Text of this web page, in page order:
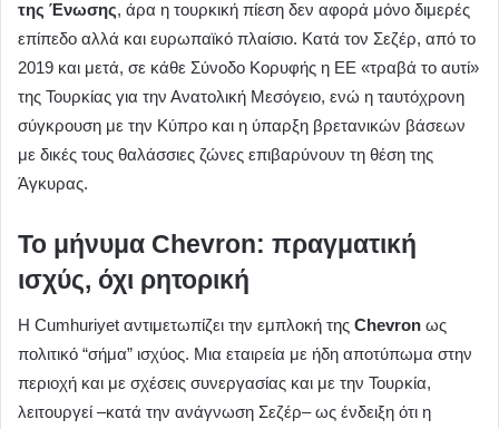
της Ένωσης, άρα η τουρκική πίεση δεν αφορά μόνο διμερές
επίπεδο αλλά και ευρωπαϊκό πλαίσιο. Κατά τον Σεζέρ, από το
2019 και μετά, σε κάθε Σύνοδο Κορυφής η ΕΕ «τραβά το αυτί»
της Τουρκίας για την Ανατολική Μεσόγειο, ενώ η ταυτόχρονη
σύγκρουση με την Κύπρο και η ύπαρξη βρετανικών βάσεων
με δικές τους θαλάσσιες ζώνες επιβαρύνουν τη θέση της
Άγκυρας.
Το μήνυμα Chevron: πραγματική
ισχύς, όχι ρητορική
Η Cumhuriyet αντιμετωπίζει την εμπλοκή της Chevron ως
πολιτικό “σήμα” ισχύος. Μια εταιρεία με ήδη αποτύπωμα στην
περιοχή και με σχέσεις συνεργασίας και με την Τουρκία,
λειτουργεί –κατά την ανάγνωση Σεζέρ– ως ένδειξη ότι η